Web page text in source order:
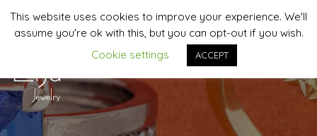
06-44958481 | info@lija-jewelry.nl
This website uses cookies to improve your experience. We'll
assume you're ok with this, but you can opt-out if you wish.
Cookie settings
ACCEPT